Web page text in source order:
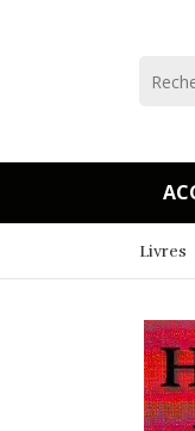
Livres